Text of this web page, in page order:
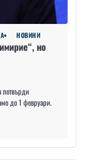
НОВИНИ
но
потвърди
до 1 февруари.